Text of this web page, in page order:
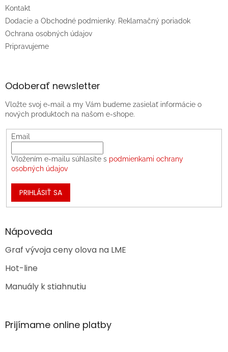
Kontakt
Dodacie a Obchodné podmienky. Reklamačný poriadok
Ochrana osobných údajov
Pripravujeme
Odoberať newsletter
Vložte svoj e-mail a my Vám budeme zasielať informácie o
nových produktoch na našom e-shope.
Email
Vložením e-mailu súhlasíte s podmienkami ochrany
osobných údajov
PRIHLÁSIŤ SA
Nápoveda
Graf vývoja ceny olova na LME
Hot-line
Manuály k stiahnutiu
Prijímame online platby